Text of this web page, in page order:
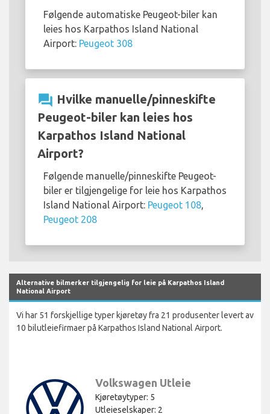
Følgende automatiske Peugeot-biler kan
leies hos Karpathos Island National
Airport: Peugeot 308
question_answer Hvilke manuelle/pinneskifte
Peugeot-biler kan leies hos
Karpathos Island National
Airport?
Følgende manuelle/pinneskifte Peugeot-
biler er tilgjengelige for leie hos Karpathos
Island National Airport: Peugeot 108,
Peugeot 208
Alternative bilmerker tilgjengelig for leie på Karpathos Island
National Airport
Vi har 51 forskjellige typer kjøretøy fra 21 produsenter levert av
10 bilutleiefirmaer på Karpathos Island National Airport.
Volkswagen Utleie
Kjøretøytyper: 5
Utleieselskaper: 2